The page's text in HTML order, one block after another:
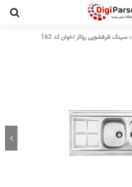
»سینک ظرفشویی روکار اخوان کد 162